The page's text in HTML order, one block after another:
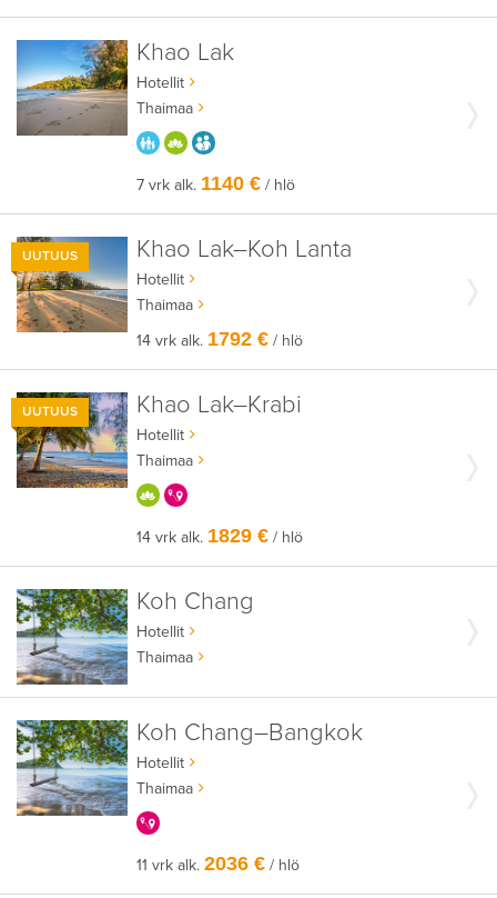
Khao Lak
Hotellit
Thaimaa
PARASTA PERHEELLE
HYVÄÄN OLOON
7 vrk alk. 1140 € / hlö
UUTUUS Khao Lak–Koh Lanta
Hotellit
Thaimaa
14 vrk alk. 1792 € / hlö
UUTUUS Khao Lak–Krabi
Hotellit
Thaimaa
HYVÄÄN OLOON
14 vrk alk. 1829 € / hlö
Koh Chang
Hotellit
Thaimaa
Koh Chang–Bangkok
Hotellit
Thaimaa
11 vrk alk.2036 € / hlö